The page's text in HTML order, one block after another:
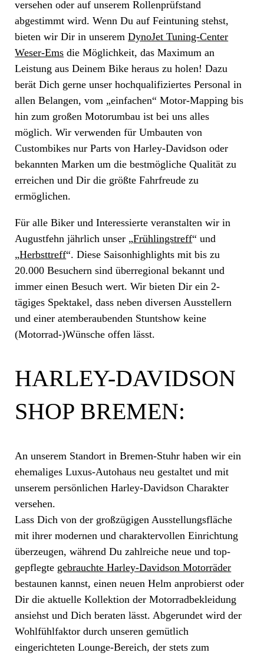
versehen oder auf unserem Rollenprüfstand
abgestimmt wird. Wenn Du auf Feintuning stehst,
bieten wir Dir in unseremDynoJet Tuning-Center
Weser-Ems die Möglichkeit, das Maximum an
Leistung aus Deinem Bike heraus zu holen! Dazu
berät Dich gerne unser hochqualifiziertes Personal in
allen Belangen, vom „einfachen“ Motor-Mapping bis
hin zum großen Motorumbau ist bei uns alles
möglich. Wir verwenden für Umbauten von
Custombikes nur Parts von Harley-Davidson oder
bekannten Marken um die bestmögliche Qualität zu
erreichen und Dir die größte Fahrfreude zu
ermöglichen.
Für alle Biker und Interessierte veranstalten wir in
Augustfehn jährlich unser „Frühlingstreff“ und
„Herbsttreff“. Diese Saisonhighlights mit bis zu
20.000 Besuchern sind überregional bekannt und
immer einen Besuch wert. Wir bieten Dir ein 2-
tägiges Spektakel, dass neben diversen Ausstellern
und einer atemberaubenden Stuntshow keine
(Motorrad-)Wünsche offen lässt.
HARLEY-DAVIDSON
SHOP BREMEN:
An unserem Standort in Bremen-Stuhr haben wir ein
ehemaliges Luxus-Autohaus neu gestaltet und mit
unserem persönlichen Harley-Davidson Charakter
versehen.
Lass Dich von der großzügigen Ausstellungsfläche
mit ihrer modernen und charaktervollen Einrichtung
überzeugen, während Du zahlreiche neue und top-
gepflegte gebrauchte Harley-Davidson Motorräder
bestaunen kannst, einen neuen Helm anprobierst oder
Dir die aktuelle Kollektion der Motorradbekleidung
ansiehst und Dich beraten lässt. Abgerundet wird der
Wohlfühlfaktor durch unseren gemütlich
eingerichteten Lounge-Bereich, der stets zum